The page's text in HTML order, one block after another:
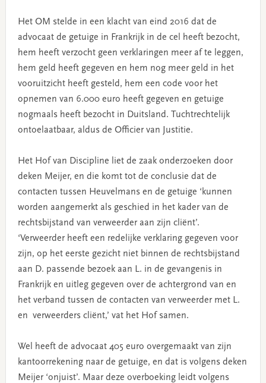
Het OM stelde in een klacht van eind 2016 dat de
advocaat de getuige in Frankrijk in de cel heeft bezocht,
hem heeft verzocht geen verklaringen meer af te leggen,
hem geld heeft gegeven en hem nog meer geld in het
vooruitzicht heeft gesteld, hem een code voor het
opnemen van 6.000 euro heeft gegeven en getuige
nogmaals heeft bezocht in Duitsland. Tuchtrechtelijk
ontoelaatbaar, aldus de Officier van Justitie.
Het Hof van Discipline liet de zaak onderzoeken door
deken Meijer, en die komt tot de conclusie dat de
contacten tussen Heuvelmans en de getuige ‘kunnen
worden aangemerkt als geschied in het kader van de
rechtsbijstand van verweerder aan zijn cliënt’.
‘Verweerder heeft een redelijke verklaring gegeven voor
zijn, op het eerste gezicht niet binnen de rechtsbijstand
aan D. passende bezoek aan L. in de gevangenis in
Frankrijk en uitleg gegeven over de achtergrond van en
het verband tussen de contacten van verweerder met L.
en verweerders cliënt,’ vat het Hof samen.
Wel heeft de advocaat 405 euro overgemaakt van zijn
kantoorrekening naar de getuige, en dat is volgens deken
Meijer ‘onjuist’. Maar deze overboeking leidt volgens